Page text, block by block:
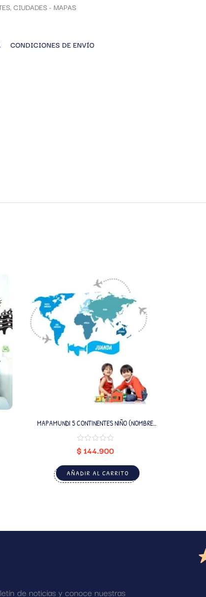
, CIUDADES - MAPAS
CONDICIONES DE ENVÍO
MAPAMUNDI 5 CONTINENTES NIÑO (NOMBRE
$144.900
AÑADIR AL CARRITO
de noticias y conoce nuestras